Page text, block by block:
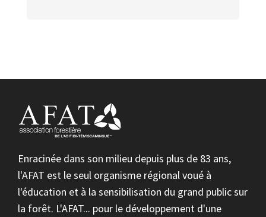
Enracinée dans son milieu depuis plus de 83 ans,
l'AFAT est le seul organisme régional voué à
l'éducation et à la sensibilisation du grand public sur
la forêt. L'AFAT... pour le développement d'une